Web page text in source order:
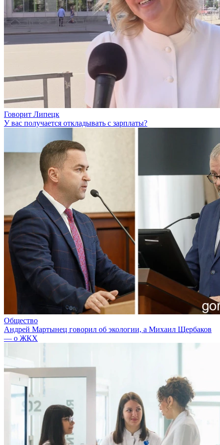
Говорит Липецк
У вас получается откладывать с зарплаты?
Общество
Андрей Мартынец говорил об экологии, а Михаил Щербаков
— о ЖКХ